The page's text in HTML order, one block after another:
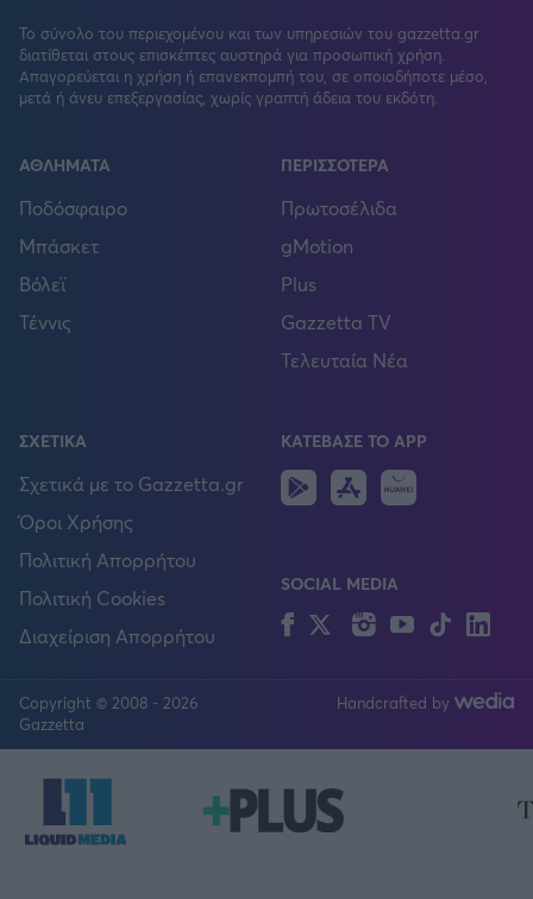
Το σύνολο του περιεχομένου και των υπηρεσιών του gazzetta.gr
διατίθεται στους επισκέπτες αυστηρά για προσωπική χρήση.
Απαγορεύεται η χρήση ή επανεκπομπή του, σε οποιοδήποτε μέσο,
μετά ή άνευ επεξεργασίας, χωρίς γραπτή άδεια του εκδότη.
ΑΘΛΗΜΑΤΑ
Ποδόσφαιρο
Μπάσκετ
Βόλεϊ
Τέννις
ΠΕΡΙΣΣΟΤΕΡΑ
Πρωτοσέλιδα
gMotion
Plus
Gazzetta TV
Τελευταία Νέα
ΣΧΕΤΙΚΑ
Σχετικά με το Gazzetta.gr
Όροι Χρήσης
Πολιτική Απορρήτου
Πολιτική Cookies
Διαχείριση Απορρήτου
ΚΑΤΕΒΑΣΕ ΤΟ APP
Android
IOS
SOCIAL MEDIA
FacebookTwitterInstagram
YouTubeTikTok
Copyright © 2008 - 2026
Gazzetta
Handcrafted by